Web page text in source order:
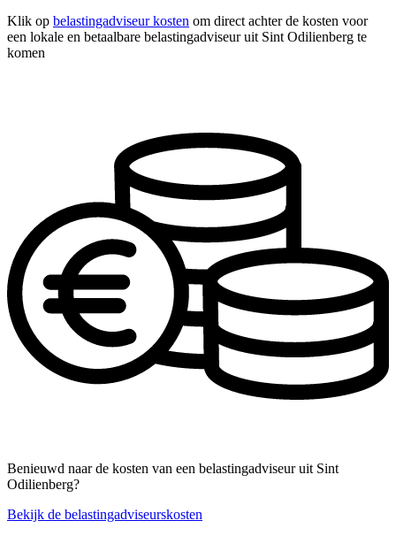
Klik op belastingadviseur kosten om direct achter de kosten voor
een lokale en betaalbare belastingadviseur uit Sint Odilienberg te
komen
Benieuwd naar de kosten van een belastingadviseur uit Sint
Odilienberg?
Bekijk de belastingadviseurskosten